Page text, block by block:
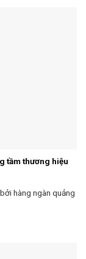
tầm thương hiệu
hàng ngàn quảng